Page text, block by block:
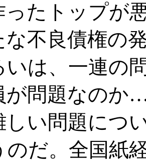
ったトップが
な不良債権の
いは、一連の
が問題なの
い問題につ
のだ。全国紙